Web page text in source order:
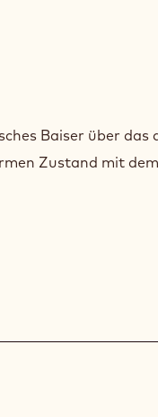
Baiser über das
Zustand mit